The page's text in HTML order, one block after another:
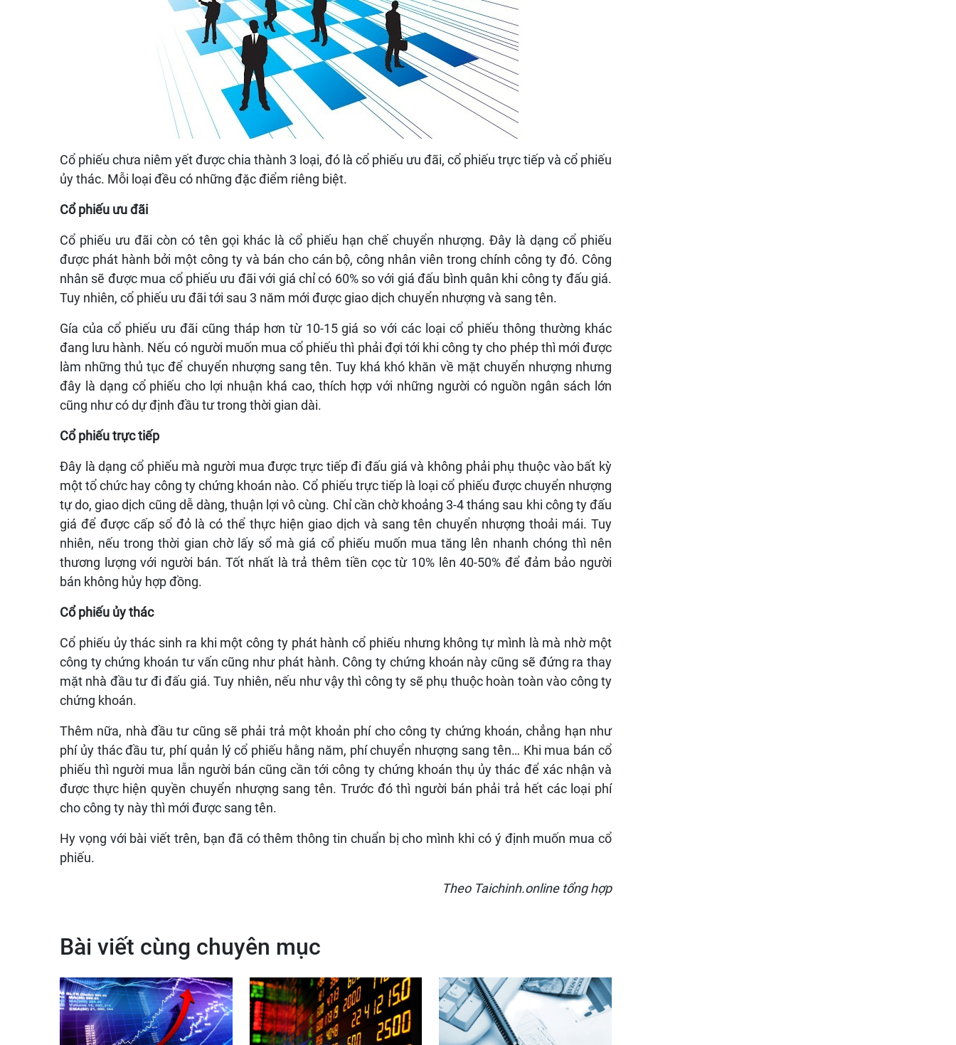
Cổ phiếu chưa niêm yết được chia thành 3 loại, đó là cổ phiếu ưu đãi, cổ phiếu trực tiếp và cổ phiếu
ủy thác. Mỗi loại đều có những đặc điểm riêng biệt.
Cổ phiếu ưu đãi
Cổ phiếu ưu đãi còn có tên gọi khác là cổ phiếu hạn chế chuyển nhượng. Đây là dạng cổ phiếu
được phát hành bởi một công ty và bán cho cán bộ, công nhân viên trong chính công ty đó. Công
nhân sẽ được mua cổ phiếu ưu đãi với giá chỉ có 60% so với giá đấu bình quân khi công ty đấu giá.
Tuy nhiên, cổ phiếu ưu đãi tới sau 3 năm mới được giao dịch chuyển nhượng và sang tên.
Gía của cổ phiếu ưu đãi cũng tháp hơn từ 10-15 giá so với các loại cổ phiếu thông thường khác
đang lưu hành. Nếu có người muốn mua cổ phiếu thì phải đợi tới khi công ty cho phép thì mới được
làm những thủ tục để chuyển nhượng sang tên. Tuy khá khó khăn về mặt chuyển nhượng nhưng
đây là dạng cổ phiếu cho lợi nhuận khá cao, thích hợp với những người có nguồn ngân sách lớn
cũng như có dự định đầu tư trong thời gian dài.
Cổ phiếu trực tiếp
Đây là dạng cổ phiếu mà người mua được trực tiếp đi đấu giá và không phải phụ thuộc vào bất kỳ
một tổ chức hay công ty chứng khoán nào. Cổ phiếu trực tiếp là loại cổ phiếu được chuyển nhượng
tự do, giao dịch cũng dễ dàng, thuận lợi vô cùng. Chỉ cần chờ khoảng 3-4 tháng sau khi công ty đấu
giá để được cấp sổ đỏ là có thể thực hiện giao dịch và sang tên chuyển nhượng thoải mái. Tuy
nhiên, nếu trong thời gian chờ lấy sổ mà giá cổ phiếu muốn mua tăng lên nhanh chóng thì nên
thương lượng với người bán. Tốt nhất là trả thêm tiền cọc từ 10% lên 40-50% để đảm bảo người
bán không hủy hợp đồng.
Cổ phiếu ủy thác
Cổ phiếu ủy thác sinh ra khi một công ty phát hành cổ phiếu nhưng không tự mình là mà nhờ một
công ty chứng khoán tư vấn cũng như phát hành. Công ty chứng khoán này cũng sẽ đứng ra thay
mặt nhà đầu tư đi đấu giá. Tuy nhiên, nếu như vậy thì công ty sẽ phụ thuộc hoàn toàn vào công ty
chứng khoán.
Thêm nữa, nhà đầu tư cũng sẽ phải trả một khoản phí cho công ty chứng khoán, chẳng hạn như
phí ủy thác đầu tư, phí quản lý cổ phiếu hằng năm, phí chuyển nhượng sang tên… Khi mua bán cổ
phiếu thì người mua lẫn người bán cũng cần tới công ty chứng khoán thụ ủy thác để xác nhận và
được thực hiện quyền chuyển nhượng sang tên. Trước đó thì người bán phải trả hết các loại phí
cho công ty này thì mới được sang tên.
Hy vọng với bài viết trên, bạn đã có thêm thông tin chuẩn bị cho mình khi có ý định muốn mua cổ
phiếu.
Theo Taichinh.online tổng hợp
Bài viết cùng chuyên mục